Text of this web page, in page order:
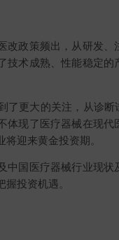
改政策频出，从研发
技术成熟、性能稳定
了更大的关注，从诊
体现了医疗器械在现
迎来黄金投资期。
中国医疗器械行业现
投资机遇。